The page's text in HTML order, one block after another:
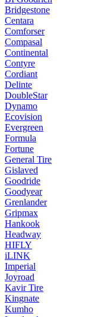
Bridgestone
Centara
Comforser
Compasal
Continental
Contyre
Cordiant
Delinte
DoubleStar
Dynamo
Ecovision
Evergreen
Formula
Fortune
General Tire
Gislaved
Goodride
Goodyear
Grenlander
Gripmax
Hankook
Headway
HIFLY
iLINK
Imperial
Joyroad
Kavir Tire
Kingnate
Kumho